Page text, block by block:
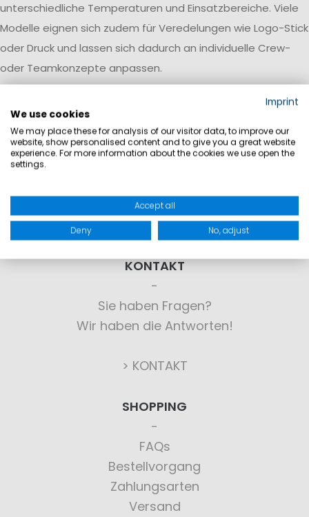
unterschiedliche Temperaturen und Einsatzbereiche. Viele
Modelle eignen sich zudem für Veredelungen wie Logo-Stick
oder Druck und lassen sich dadurch an individuelle Crew-
oder Teamkonzepte anpassen.
KONTAKT
Sie haben Fragen?
Wir haben die Antworten!
> KONTAKT
SHOPPING
FAQs
Bestellvorgang
Zahlungsarten
Versand
Imprint
We use cookies
We may place these for analysis of our visitor data, to improve our
website, show personalised content and to give you a great website
experience. For more information about the cookies we use open the
settings.
Accept all
Deny No, adjust